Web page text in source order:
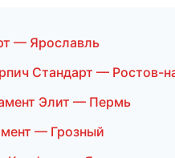
— Ярославль
Стандарт — Ростов-
Элит — Пермь
— Грозный